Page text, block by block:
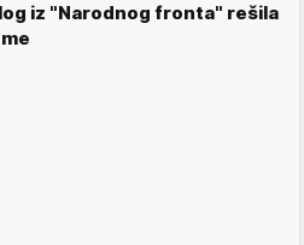
iz "Narodnog fronta" rešila